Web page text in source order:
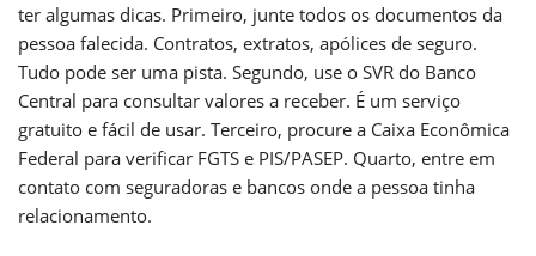
ter algumas dicas. Primeiro, junte todos os documentos da
pessoa falecida. Contratos, extratos, apólices de seguro.
Tudo pode ser uma pista. Segundo, use o SVR do Banco
Central para consultar valores a receber. É um serviço
gratuito e fácil de usar. Terceiro, procure a Caixa Econômica
Federal para verificar FGTS e PIS/PASEP. Quarto, entre em
contato com seguradoras e bancos onde a pessoa tinha
relacionamento.